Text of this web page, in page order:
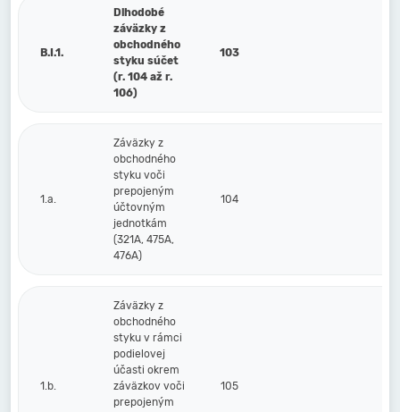
B.I.1.
Dlhodobé
záväzky z
obchodného
styku súčet
(r. 104 až r.
106)
103
1.a.
Záväzky z
obchodného
styku voči
prepojeným
účtovným
jednotkám
(321A, 475A,
476A)
104
1.b.
Záväzky z
obchodného
styku v rámci
podielovej
účasti okrem
záväzkov voči
prepojeným
105